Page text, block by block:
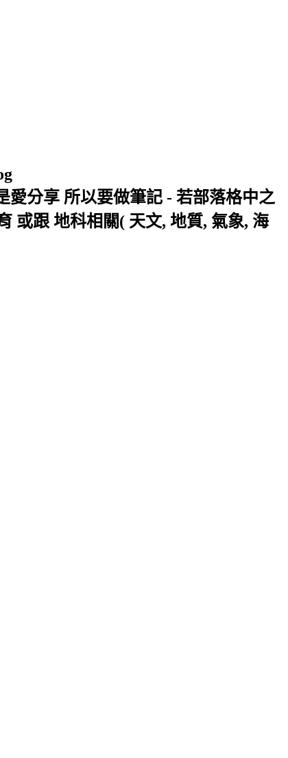
分享 所以要做筆記 - 若部落格中之
或跟 地科相關( 天文, 地質, 氣象, 海